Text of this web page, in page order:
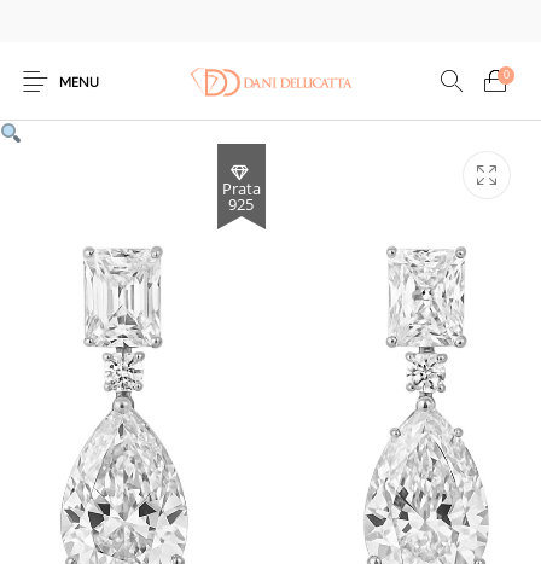
MENU
0
Prata
925